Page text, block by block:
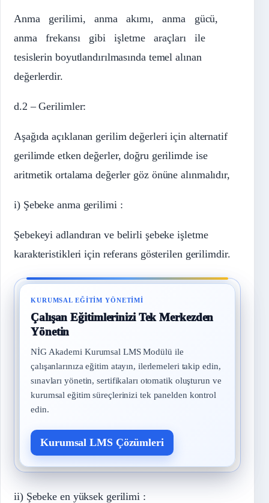
Anma gerilimi, anma akımı, anma gücü,
anma frekansı gibi işletme araçları ile
tesislerin boyutlandırılmasında temel alınan
değerlerdir.
d.2 – Gerilimler:
Aşağıda açıklanan gerilim değerleri için alternatif
gerilimde etken değerler, doğru gerilimde ise
aritmetik ortalama değerler göz önüne alınmalıdır,
i) Şebeke anma gerilimi :
Şebekeyi adlandıran ve belirli şebeke işletme
karakteristikleri için referans gösterilen gerilimdir.
KURUMSAL EĞITIM YÖNETIMI
Çalışan Eğitimlerinizi Tek Merkezden
Yönetin
NİG Akademi Kurumsal LMS Modülü ile
çalışanlarınıza eğitim atayın, ilerlemeleri takip edin,
sınavları yönetin, sertifikaları otomatik oluşturun ve
kurumsal eğitim süreçlerinizi tek panelden kontrol
edin.
Kurumsal LMS Çözümleri
ii) Şebeke en yüksek gerilimi :